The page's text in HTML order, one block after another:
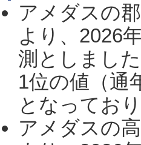
アメダスの
より、2026
測としまし
1位の値（通
となってお
アメダスの